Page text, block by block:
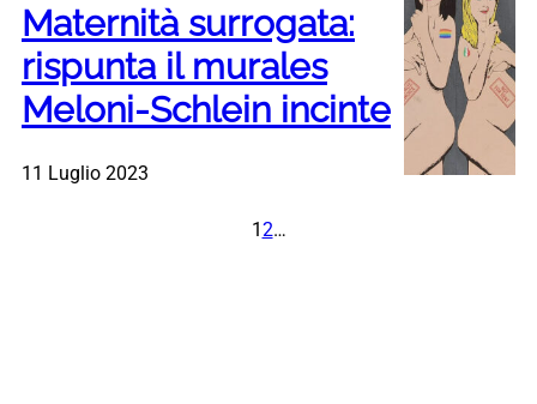
Maternità surrogata:
rispunta il murales
Meloni-Schlein incinte
11 Luglio 2023
12…